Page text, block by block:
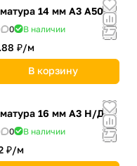
14 мм А3 А500С
0 В наличии
₽/м
В корзину
16 мм А3 Н/Д
0 В наличии
₽/м